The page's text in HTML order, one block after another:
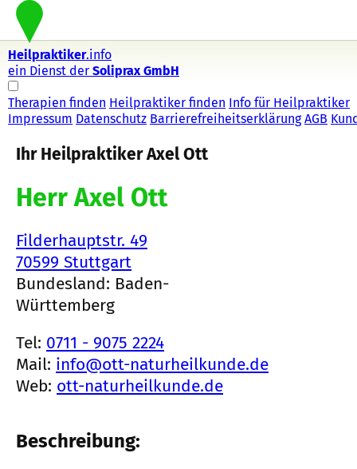
Heilpraktiker.info
ein Dienst der Soliprax GmbH
Therapien finden Heilpraktiker finden Info für Heilpraktiker
Impressum Datenschutz Barrierefreiheitserklärung AGB
Ihr Heilpraktiker Axel Ott
Herr Axel Ott
Filderhauptstr. 49
70599 Stuttgart
Bundesland: Baden-
Württemberg
Tel: 0711 - 9075 2224
Mail: info@ott-naturheilkunde.de
Web: ott-naturheilkunde.de
Beschreibung: